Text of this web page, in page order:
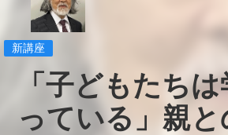
新講座
「子どもたち
っている」親と